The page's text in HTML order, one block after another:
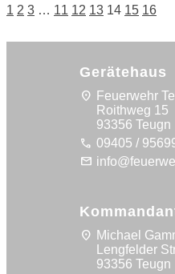
Posts
1 2 3 … 11 12 13 14 15 16
Gerätehaus
location_on Feuerwehr
Roithweg 15
93356 Teugn
call 09405 /
mail
location_on Michael
Lengfelder
93356 Teugn